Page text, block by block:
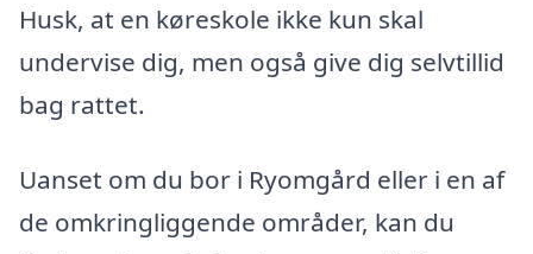
Husk, at en køreskole ikke kun skal
undervise dig, men også give dig selvtillid
bag rattet.
Uanset om du bor i Ryomgård eller i en af
de omkringliggende områder, kan du